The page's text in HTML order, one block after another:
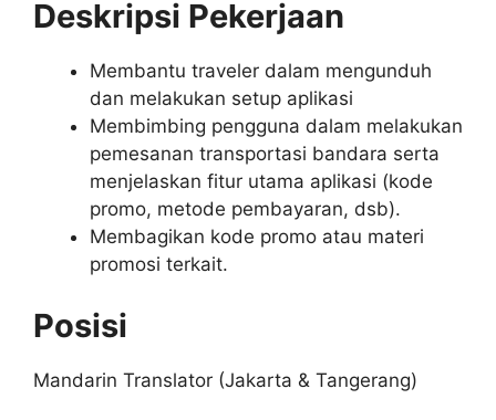
Deskripsi Pekerjaan
Membantu traveler dalam mengunduh
dan melakukan setup aplikasi
Membimbing pengguna dalam melakukan
pemesanan transportasi bandara serta
menjelaskan fitur utama aplikasi (kode
promo, metode pembayaran, dsb).
Membagikan kode promo atau materi
promosi terkait.
Posisi
Mandarin Translator (Jakarta & Tangerang)